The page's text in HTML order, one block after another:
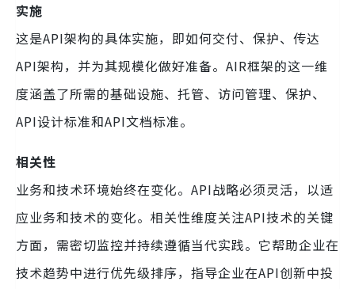
实施
这是API架构的具体实施，即如何交付、保护、传达
API架构，并为其规模化做好准备。AIR框架的这一维
度涵盖了所需的基础设施、托管、访问管理、保护、
API设计标准和API文档标准。
相关性
业务和技术环境始终在变化。API战略必须灵活，以适
应业务和技术的变化。相关性维度关注API技术的关键
方面，需密切监控并持续遵循当代实践。它帮助企业在
技术趋势中进行优先级排序，指导企业在API创新中投